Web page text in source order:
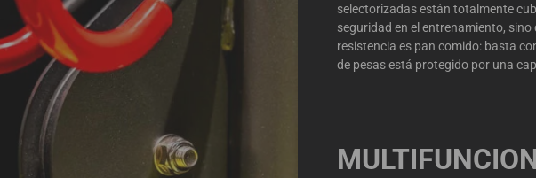
selectorizadas están totalmente
seguridad en el entrenamiento,
resistencia es pan comido: basta
de pesas está protegido por una